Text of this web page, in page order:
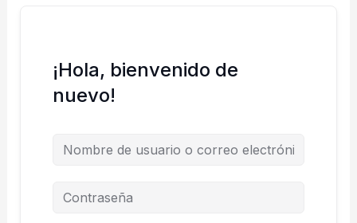
¡Hola, bienvenido de
nuevo!